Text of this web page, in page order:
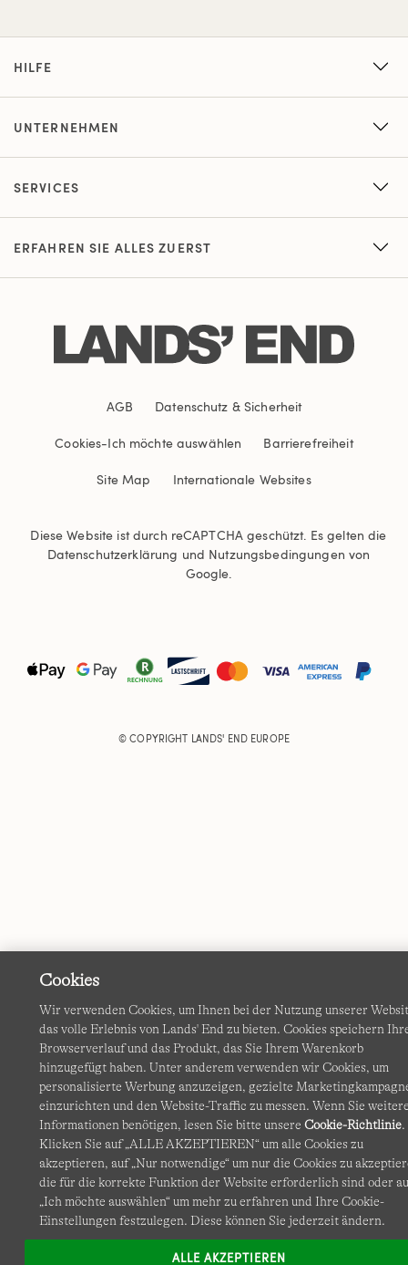
HILFE
UNTERNEHMEN
SERVICES
ERFAHREN SIE ALLES ZUERST
AGB Datenschutz & Sicherheit
Cookies-Ich möchte auswählen Barrierefreiheit
Site Map Internationale Websites
Diese Website ist durch reCAPTCHA geschützt. Es gelten die
Datenschutzerklärung und Nutzungsbedingungen von
Google.
© COPYRIGHT LANDS' END EUROPE
Cookies
Wir verwenden Cookies, um Ihnen bei der Nutzung unserer
das volle Erlebnis von Lands' End zu bieten. Cookies speichern
Browserverlauf und das Produkt, das Sie Ihrem Warenkorb
hinzugefügt haben. Unter anderem verwenden wir Cookies, um
personalisierte Werbung anzuzeigen, gezielte
einzurichten und den Website-Traffic zu messen. Wenn Sie
Informationen benötigen, lesen Sie bitte unsere Cookie-Richtlinie.
Klicken Sie auf „ALLE AKZEPTIEREN“ um alle Cookies zu
akzeptieren, auf „Nur notwendige“ um nur die Cookies zu
die für die korrekte Funktion der Website erforderlich sind oder
„Ich möchte auswählen“ um mehr zu erfahren und Ihre Cookie-
Einstellungen festzulegen. Diese können Sie jederzeit ändern.
ALLE AKZEPTIEREN